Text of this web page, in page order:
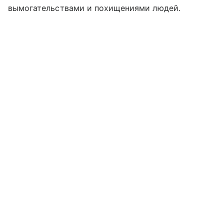
вымогательствами и похищениями людей.